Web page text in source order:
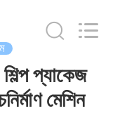
প্যাকেজ
মেশিন